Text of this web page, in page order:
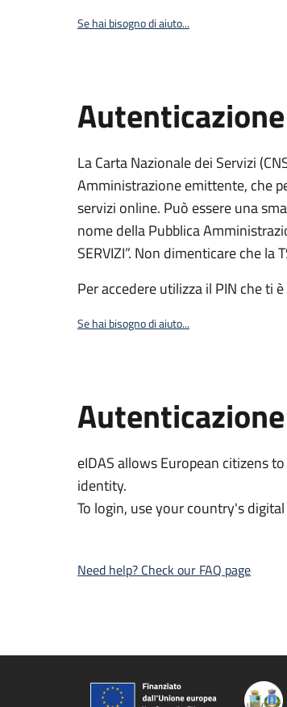
Se hai bisogno di aiuto...
La Carta Nazionale dei Servizi
Amministrazione emittente, che
servizi online. Può essere una
nome della Pubblica
SERVIZI”. Non dimenticare che la
Per accedere utilizza il PIN che ti
Se hai bisogno di aiuto...
eIDAS allows European citizens
identity.
To login, use your country's
Need help? Check our FAQ page